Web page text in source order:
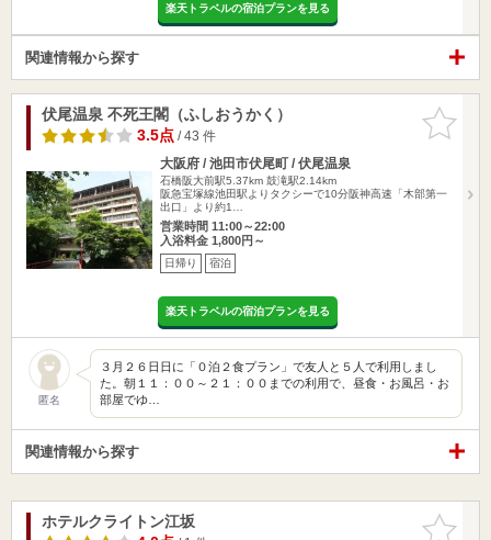
楽天トラベルの宿泊プランを見る
関連情報から探す
お気に入
りに追加
伏尾温泉 不死王閣（ふしおうかく）
3.5点/ 43 件
大阪府 / 池田市伏尾町 / 伏尾温泉
石橋阪大前駅5.37km 鼓滝駅2.14km
阪急宝塚線池田駅よりタクシーで10分阪神高速「木部第一
出口」より約1…
営業時間 11:00～22:00
入浴料金 1,800円～
日帰り 宿泊
楽天トラベルの宿泊プランを見る
匿名
３月２６日日に「０泊２食プラン」で友人と５人で利用しまし
た。朝１１：００～２１：００までの利用で、昼食・お風呂・お
部屋でゆ…
関連情報から探す
お気に入
ホテルクライトン江坂